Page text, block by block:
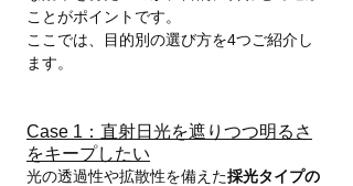
ことがポイントです。
ここでは、目的別の選び方を4つご紹介し
ます。
Case 1：直射日光を遮りつつ明るさ
をキープしたい
光の透過性や拡散性を備えた採光タイプの